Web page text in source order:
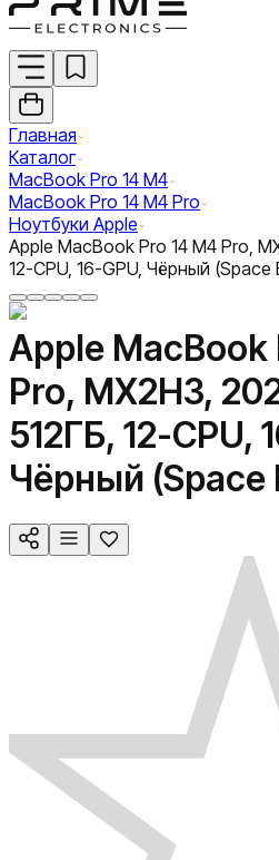
Главная
Каталог
MacBook Pro 14 M4
MacBook Pro 14 M4 Pro
Ноутбуки Apple
Apple MacBook Pro 14 M4 Pro,
12-CPU, 16-GPU, Чёрный (Space
Apple MacBook
Pro, MX2H3,
512ГБ, 12-CPU,
Чёрный (Space